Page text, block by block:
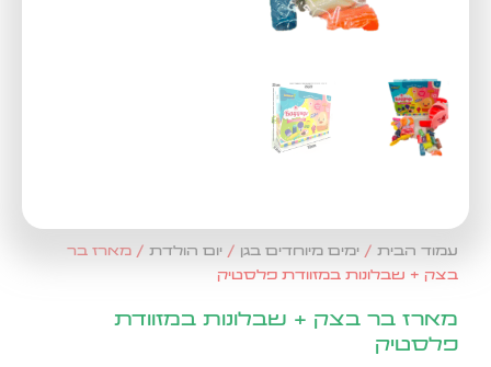
עמוד הבית/ימים מיוחדים בגן/ יום הולדת/ מארז בר
בצק + שבלונות במזוודת פלסטיק
מארז בר בצק + שבלונות במזוודת
פלסטיק